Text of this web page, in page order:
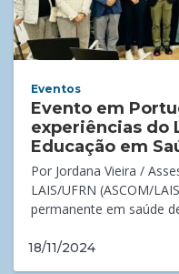
Eventos
Evento em
experiências do
Educação em
Por Jordana Vieira /
LAIS/UFRN (ASCOM/
permanente em saúde
18/11/2024